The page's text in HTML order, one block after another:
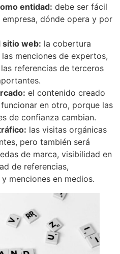
entidad: debe ser fácil
dónde opera y por
sitio web: la cobertura
menciones de expertos,
referencias de terceros
el contenido creado
en otro, porque las
de confianza cambian.
las visitas orgánicas
pero también será
de marca, visibilidad en
de referencias,
menciones en medios.